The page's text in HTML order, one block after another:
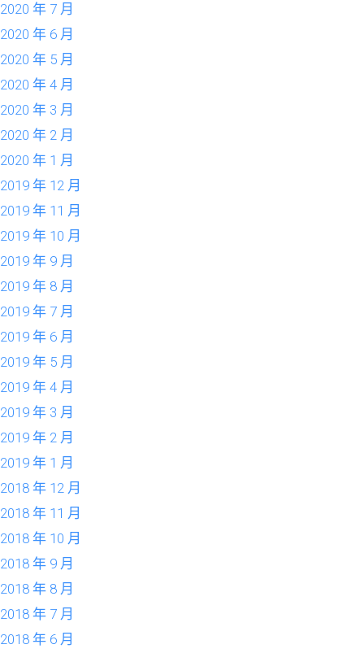
2020 年 7 月
2020 年 6 月
2020 年 5 月
2020 年 4 月
2020 年 3 月
2020 年 2 月
2020 年 1 月
2019 年 12 月
2019 年 11 月
2019 年 10 月
2019 年 9 月
2019 年 8 月
2019 年 7 月
2019 年 6 月
2019 年 5 月
2019 年 4 月
2019 年 3 月
2019 年 2 月
2019 年 1 月
2018 年 12 月
2018 年 11 月
2018 年 10 月
2018 年 9 月
2018 年 8 月
2018 年 7 月
2018 年 6 月